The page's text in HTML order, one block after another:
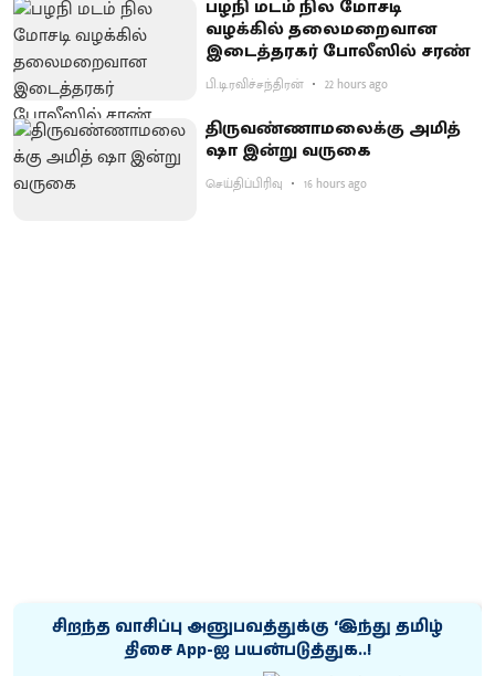
பழநி மடம் நில மோசடி
வழக்கில் தலைமறைவான
இடைத்தரகர் போலீஸில் சரண்
பி.டி.ரவிச்சந்திரன் 22 hours ago
திருவண்ணாமலைக்கு அமித்
ஷா இன்று வருகை
செய்திப்பிரிவு 16 hours ago
சிறந்த வாசிப்பு அனுபவத்துக்கு ‘இந்து தமிழ்
திசை App-ஐ பயன்படுத்துக..!